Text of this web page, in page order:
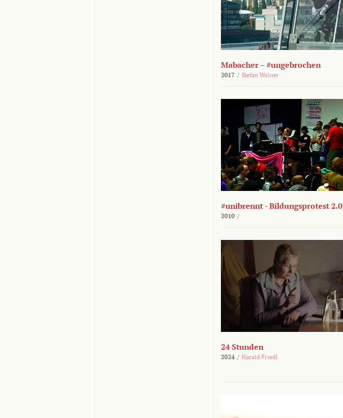
Mabacher – #ungebrochen
2017 / Stefan Wolner
#unibrennt - Bildungsprotest 2.0
2010 /
24 Stunden
2024 / Harald Friedl